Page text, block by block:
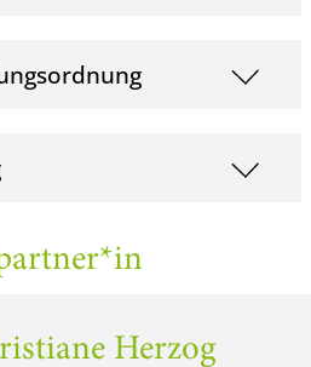
Herzog